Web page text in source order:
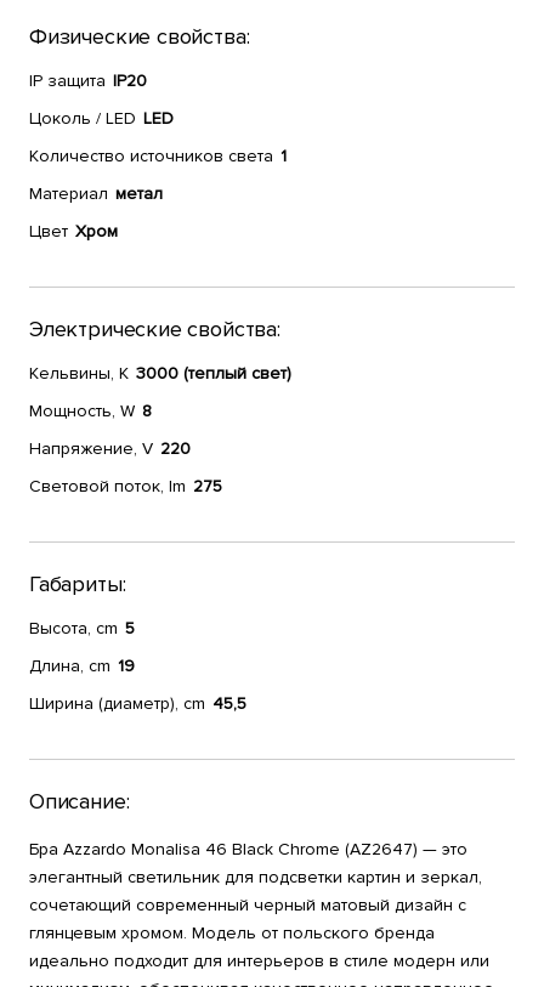
Физические свойства:
IP защита IP20
Цоколь / LED LED
Количество источников света 1
Материал метал
Цвет Хром
Электрические свойства:
Кельвины, К 3000 (теплый свет)
Мощность, W 8
Напряжение, V 220
Световой поток, lm 275
Габариты:
Высота, cm 5
Длина, cm 19
Ширина (диаметр), cm 45,5
Описание:
Бра Azzardo Monalisa 46 Black Chrome (AZ2647) — это
элегантный светильник для подсветки картин и зеркал,
сочетающий современный черный матовый дизайн с
глянцевым хромом. Модель от польского бренда
идеально подходит для интерьеров в стиле модерн или